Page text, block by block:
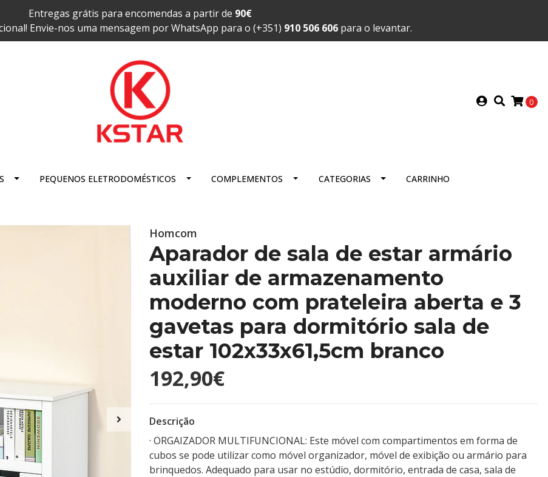
Entregas grátis para encomendas a partir de 90€
Envie-nos uma mensagem por WhatsApp para o (+351) 910 506 606 para o levantar.
0
PEQUENOS ELETRODOMÉSTICOS COMPLEMENTOS CATEGORIAS CARRINHO
Homcom
Aparador de sala de estar armário
auxiliar de armazenamento
moderno com prateleira aberta e 3
gavetas para dormitório sala de
estar 102x33x61,5cm branco
192,90€
Descrição
· ORGAIZADOR MULTIFUNCIONAL: Este móvel com compartimentos em forma de
cubos se pode utilizar como móvel organizador, móvel de exibição ou armário para
brinquedos. Adequado para usar no estúdio, dormitório, entrada de casa, sala de